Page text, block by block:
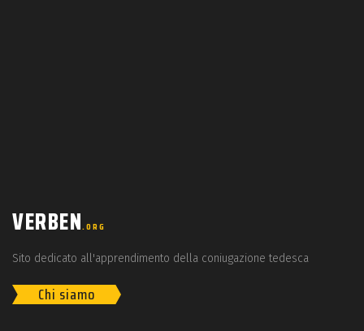
VERBEN.ORG
Sito dedicato all'apprendimento della coniugazione tedesca
Chi siamo